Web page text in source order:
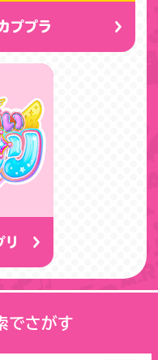
ププラ
リ
でさがす